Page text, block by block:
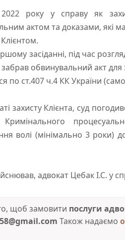
року у справу як
актом та доказами, які
Клієнтом.
засіданні, під час
обвинувальний акт
по ст.407 ч.4 КК України
захисту Клієнта, суд
волі (мінімально 3 роки)
адвокат Цебак І.С. у
щоб замовити послуги
Також надаємо